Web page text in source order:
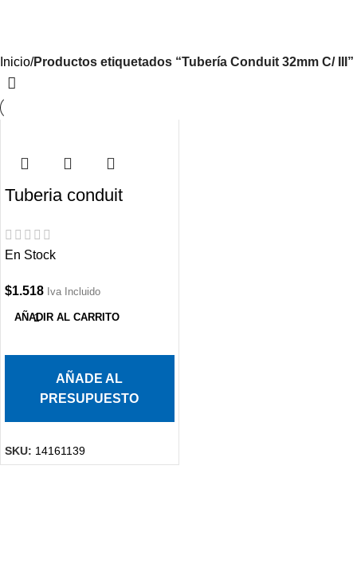
Inicio Productos etiquetados “Tubería Conduit 32mm C/ III”
Tuberia conduit
En Stock
$1.518 Iva Incluido
AÑADIR AL CARRITO
AÑADE AL
PRESUPUESTO
SKU: 14161139